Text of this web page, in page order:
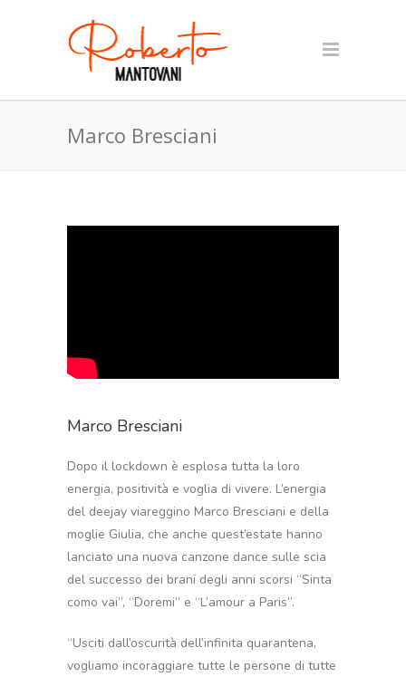
Marco Bresciani
Marco Bresciani
Dopo il lockdown è esplosa tutta la loro
energia, positività e voglia di vivere. L’energia
del deejay viareggino Marco Bresciani e della
moglie Giulia, che anche quest’estate hanno
lanciato una nuova canzone dance sulle scia
del successo dei brani degli anni scorsi “Sinta
como vai”, “Doremi” e “L’amour a Paris”.
“Usciti dall’oscurità dell’infinita quarantena,
vogliamo incoraggiare tutte le persone di tutte